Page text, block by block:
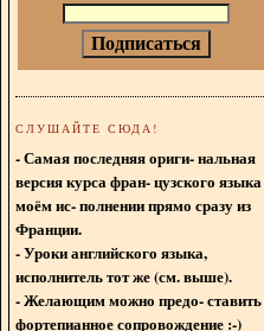
СЛУШАЙТЕ СЮДА!
- Самая последняя ориги- нальная
версия курса фран- цузского
моём ис- полнении прямо сразу из
Франции.
- Уроки английского языка,
исполнитель тот же (см. выше).
- Желающим можно предо- ставить
фортепианное сопровождение :-)